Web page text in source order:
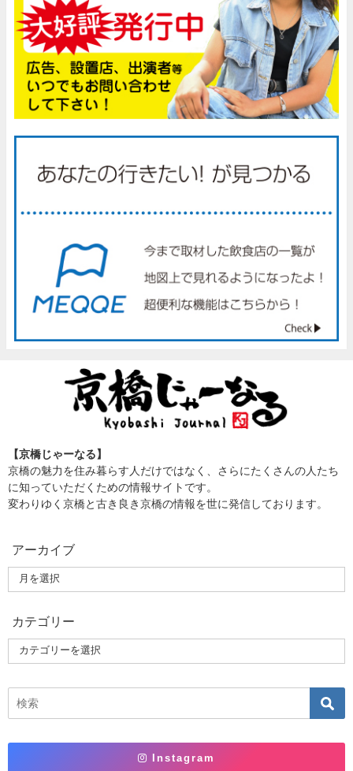
【京橋じゃーなる】
京橋の魅力を住み暮らす人だけではなく、さらにたくさんの人たち
に知っていただくための情報サイトです。
変わりゆく京橋と古き良き京橋の情報を世に発信しております。
アーカイブ
カテゴリー
Instagram